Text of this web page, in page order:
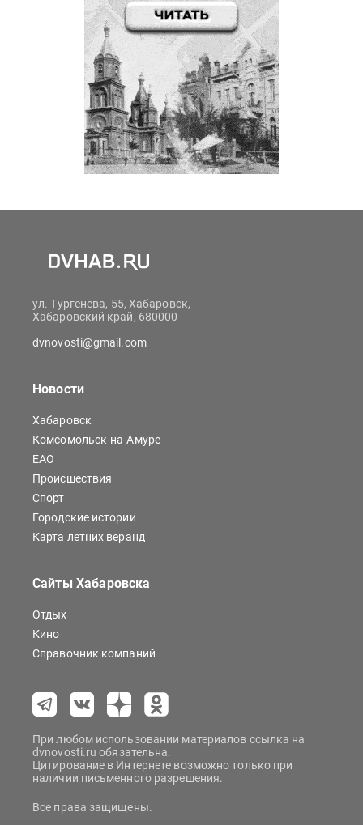
ул. Тургенева, 55, Хабаровск,
Хабаровский край, 680000
dvnovosti@gmail.com
Новости
Хабаровск
Комсомольск-на-Амуре
ЕАО
Происшествия
Спорт
Городские истории
Карта летних веранд
Сайты Хабаровска
Отдых
Кино
Справочник компаний
При любом использовании материалов ссылка на
dvnovosti.ru обязательна.
Цитирование в Интернете возможно только при
наличии письменного разрешения.
Все права защищены.